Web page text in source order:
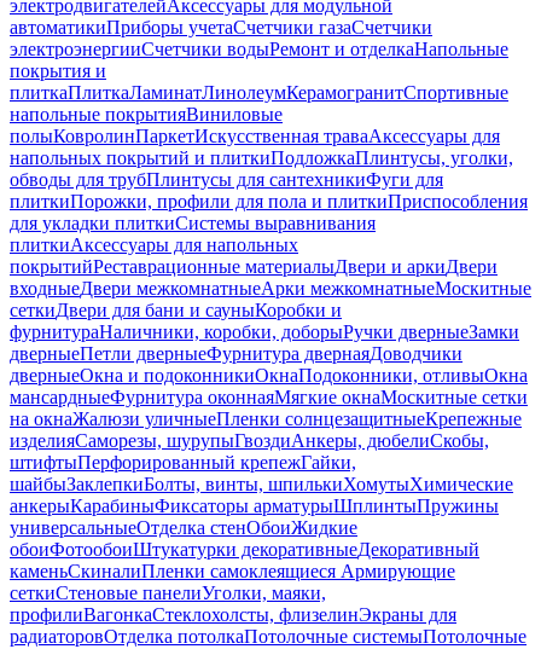
электродвигателейАксессуары для модульной
автоматикиПриборы учетаСчетчики газаСчетчики
электроэнергииСчетчики водыРемонт и отделкаНапольные
покрытия и
плиткаПлиткаЛаминатЛинолеумКерамогранитСпортивные
напольные покрытияВиниловые
полыКовролинПаркетИскусственная траваАксессуары для
напольных покрытий и плиткиПодложкаПлинтусы, уголки,
обводы для трубПлинтусы для сантехникиФуги для
плиткиПорожки, профили для пола и плиткиПриспособления
для укладки плиткиСистемы выравнивания
плиткиАксессуары для напольных
покрытийРеставрационные материалыДвери и аркиДвери
входныеДвери межкомнатныеАрки межкомнатныеМоскитные
сеткиДвери для бани и сауныКоробки и
фурнитураНаличники, коробки, доборыРучки дверныеЗамки
дверныеПетли дверныеФурнитура двернаяДоводчики
дверныеОкна и подоконникиОкнаПодоконники, отливыОкна
мансардныеФурнитура оконнаяМягкие окнаМоскитные сетки
на окнаЖалюзи уличныеПленки солнцезащитныеКрепежные
изделияСаморезы, шурупыГвоздиАнкеры, дюбелиСкобы,
штифтыПерфорированный крепежГайки,
шайбыЗаклепкиБолты, винты, шпилькиХомутыХимические
анкерыКарабиныФиксаторы арматурыШплинтыПружины
универсальныеОтделка стенОбоиЖидкие
обоиФотообоиШтукатурки декоративныеДекоративный
каменьСкиналиПленки самоклеящиеся Армирующие
сеткиСтеновые панелиУголки, маяки,
профилиВагонкаСтеклохолсты, флизелинЭкраны для
радиаторовОтделка потолкаПотолочные системыПотолочные